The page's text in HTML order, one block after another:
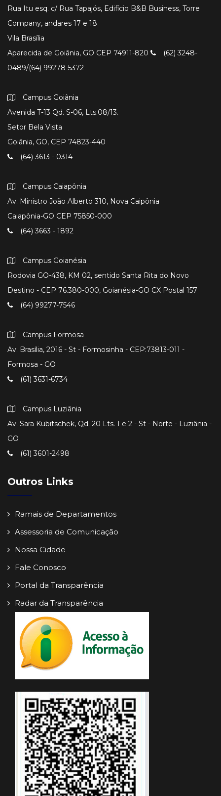
Rua Itu esq. c/ Rua Tapajós, Edifício B&B Business, Torre
Company, andares 17 e 18
Vila Brasília
Aparecida de Goiânia, GO CEP 74911-820
(62) 3248-
0489/(64) 99278-5372
Campus Goiânia
Avenida T-13 Qd. S-06, Lts.08/13.
Setor Bela Vista
Goiânia, GO, CEP 74823-440
(64) 3613 - 0314
Campus Caiapônia
Av. Ministro João Alberto 310, Nova Caipônia
Caiapônia-GO CEP 75850-000
(64) 3663 - 1892
Campus Goianésia
Rodovia GO-438, KM 02, sentido Santa Rita do Novo
Destino - CEP 76.380-000, Goianésia-GO CX Postal 157
(64) 99277-7546
Campus Formosa
Av. Brasília, 2016 - St - Formosinha - CEP:73813-011 -
Formosa - GO
(61) 3631-6734
Campus Luziânia
Av. Sara Kubitschek, Qd. 20 Lts. 1 e 2 - St - Norte - Luziânia -
GO
(61) 3601-2498
Outros Links
Ramais de Departamentos
Assessoria de Comunicação
Nossa Cidade
Fale Conosco
Portal da Transparência
Radar da Transparência